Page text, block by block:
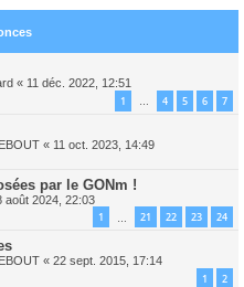
« 11 déc. 2022, 12:51
1 … 4 5 6 7
« 11 oct. 2023, 14:49
par le GONm !
août 2024, 22:03
1 21 22 23 24
« 22 sept. 2015, 17:14
1 2